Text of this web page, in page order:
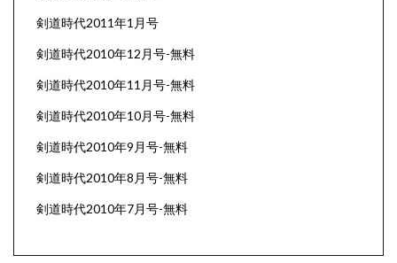
剣道時代2011年1月号
剣道時代2010年12月号-無料
剣道時代2010年11月号-無料
剣道時代2010年10月号-無料
剣道時代2010年9月号-無料
剣道時代2010年8月号-無料
剣道時代2010年7月号-無料